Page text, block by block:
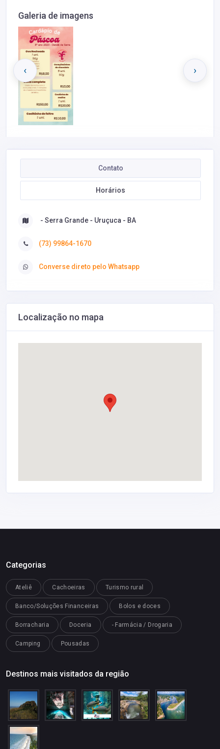
Galeria de imagens
‹ ›
Contato
Horários
- Serra Grande - Uruçuca - BA
(73) 99864-1670
Converse direto pelo Whatsapp
Localização no mapa
Categorias
Ateliê Cachoeiras Turismo rural
Banco/Soluções Financeiras Bolos e doces
Borracharia Doceria - Farmácia / Drogaria
Camping Pousadas
Destinos mais visitados da região